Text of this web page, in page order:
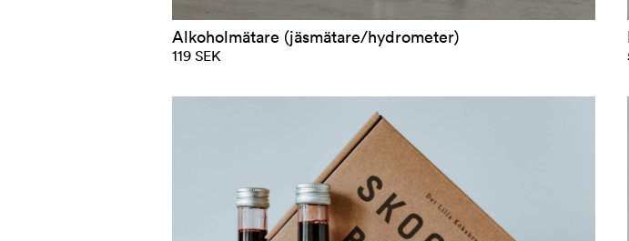
Alkoholmätare (jäsmätare/hydrometer)
119 SEK